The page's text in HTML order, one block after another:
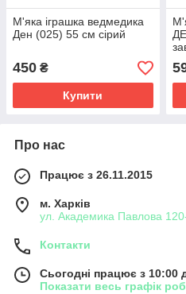
М'яка іграшка ведмедика
Ден (025) 55 см сірий
450 ₴
Купити
Про нас
Працює з 26.11.2015
м. Харків
ул. Академика Павлова
Контакти
Сьогодні працює з 10:00
Показати весь графік